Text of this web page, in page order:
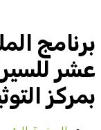
برنامج
عشر
بمركز